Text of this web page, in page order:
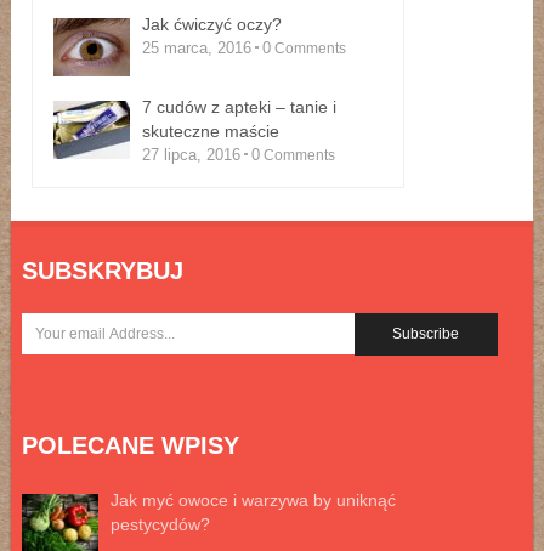
Jak ćwiczyć oczy?
25 marca, 2016 0 Comments
7 cudów z apteki – tanie i
skuteczne maście
27 lipca, 2016 0 Comments
SUBSKRYBUJ
POLECANE WPISY
Jak myć owoce i warzywa by uniknąć
pestycydów?